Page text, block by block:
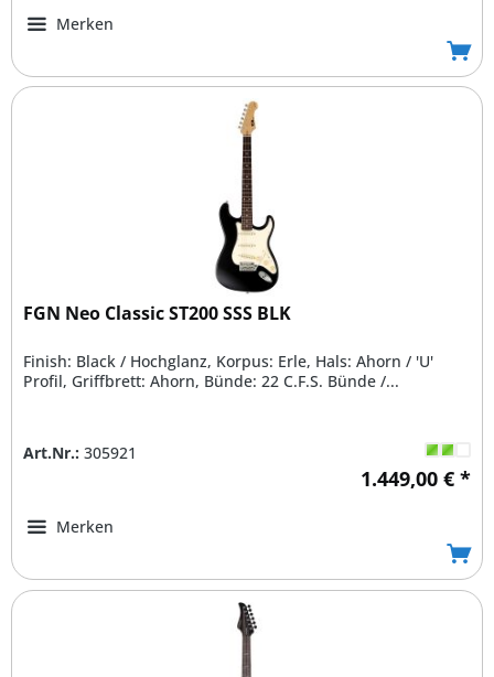
Merken
FGN Neo Classic ST200 SSS BLK
Finish: Black / Hochglanz, Korpus: Erle, Hals: Ahorn / 'U'
Profil, Griffbrett: Ahorn, Bünde: 22 C.F.S. Bünde /...
Art.Nr.: 305921
1.449,00 € *
Merken